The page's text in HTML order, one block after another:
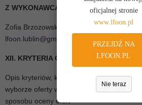
Z WYKONAWCAMI
Zofia Brzozowska, tel. 513 046 883, adres
lfoon.lublin@gmail.com
XII. KRYTERIA OCENY OFERT
Opis kryteriów, którymi Zamawiający
wyborze oferty wraz z podaniem
sposobu oceny ofert
oficjalnej stronie
www.lfoon.pl
PRZEJDŹ NA
LFOON.PL
Nie teraz